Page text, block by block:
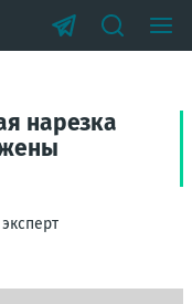
нарезка